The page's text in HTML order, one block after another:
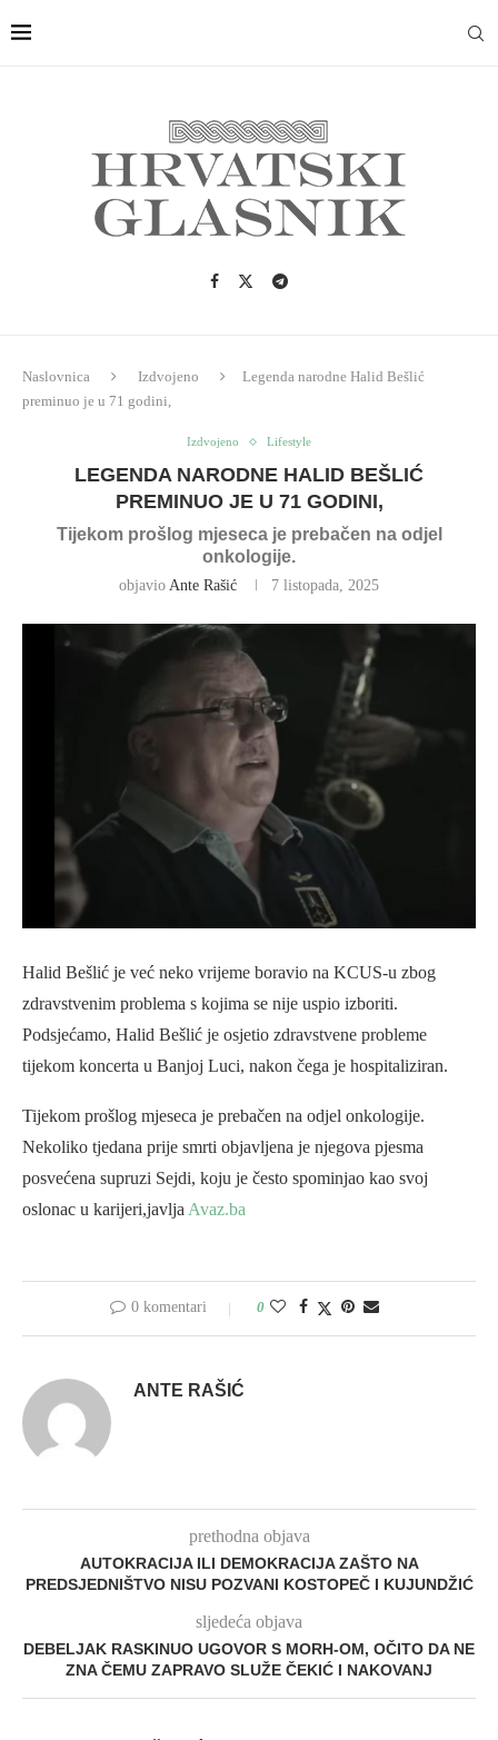
Naslovnica Izdvojeno
Legenda narodne Halid Bešlić
preminuo je u 71 godini,
Izdvojeno Lifestyle
LEGENDA NARODNE HALID BEŠLIĆ
PREMINUO JE U 71 GODINI,
Tijekom prošlog mjeseca je prebačen na odjel
onkologije.
objavio Ante Rašić 7 listopada, 2025
Halid Bešlić je već neko vrijeme boravio na KCUS-u zbog
zdravstvenim problema s kojima se nije uspio izboriti.
Podsjećamo, Halid Bešlić je osjetio zdravstvene probleme
tijekom koncerta u Banjoj Luci, nakon čega je hospitaliziran.
Tijekom prošlog mjeseca je prebačen na odjel onkologije.
Nekoliko tjedana prije smrti objavljena je njegova pjesma
posvećena supruzi Sejdi, koju je često spominjao kao svoj
oslonac u karijeri,javlja Avaz.ba
0 komentari 0
ANTE RAŠIĆ
prethodna objava
AUTOKRACIJA ILI DEMOKRACIJA ZAŠTO NA
PREDSJEDNIŠTVO NISU POZVANI KOSTOPEČ I KUJUNDŽIĆ
sljedeća objava
DEBELJAK RASKINUO UGOVOR S MORH-OM, OČITO DA NE
ZNA ČEMU ZAPRAVO SLUŽE ČEKIĆ I NAKOVANJ